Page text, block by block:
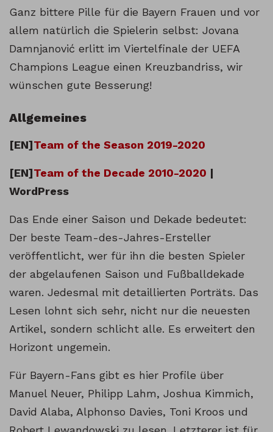
Ganz bittere Pille für die Bayern Frauen und vor
allem natürlich die Spielerin selbst: Jovana
Damnjanović erlitt im Viertelfinale der UEFA
Champions League einen Kreuzbandriss, wir
wünschen gute Besserung!
Allgemeines
[EN]Team of the Season 2019-2020
[EN]Team of the Decade 2010-2020 |
WordPress
Das Ende einer Saison und Dekade bedeutet:
Der beste Team-des-Jahres-Ersteller
veröffentlicht, wer für ihn die besten Spieler
der abgelaufenen Saison und Fußballdekade
waren. Jedesmal mit detaillierten Porträts. Das
Lesen lohnt sich sehr, nicht nur die neuesten
Artikel, sondern schlicht alle. Es erweitert den
Horizont ungemein.
Für Bayern-Fans gibt es hier Profile über
Manuel Neuer, Philipp Lahm, Joshua Kimmich,
David Alaba, Alphonso Davies, Toni Kroos und